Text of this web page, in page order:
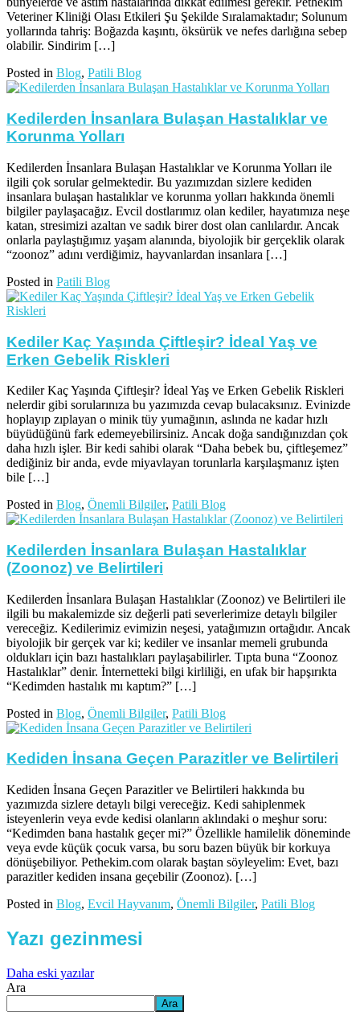
Veteriner Kliniği Olası Etkileri Şu Şekilde Sıralamaktadır; Solunum
yollarında tahriş: Boğazda kaşıntı, öksürük ve nefes darlığına sebep
olabilir. Sindirim […]
Posted in Blog, Patili Blog
Kedilerden İnsanlara Bulaşan Hastalıklar ve
Korunma Yolları
Kedilerden İnsanlara Bulaşan Hastalıklar ve Korunma Yolları ile
ilgili çok sorular gelmektedir. Bu yazımızdan sizlere kediden
insanlara bulaşan hastalıklar ve korunma yolları hakkında önemli
bilgiler paylaşacağız. Evcil dostlarımız olan kediler, hayatımıza neşe
katan, stresimizi azaltan ve sadık birer dost olan canlılardır. Ancak
onlarla paylaştığımız yaşam alanında, biyolojik bir gerçeklik olarak
“zoonoz” adını verdiğimiz, hayvanlardan insanlara […]
Posted in Patili Blog
Kediler Kaç Yaşında Çiftleşir? İdeal Yaş ve
Erken Gebelik Riskleri
Kediler Kaç Yaşında Çiftleşir? İdeal Yaş ve Erken Gebelik Riskleri
nelerdir gibi sorularınıza bu yazımızda cevap bulacaksınız. Evinizde
hoplayıp zıplayan o minik tüy yumağının, aslında ne kadar hızlı
büyüdüğünü fark edemeyebilirsiniz. Ancak doğa sandığınızdan çok
daha hızlı işler. Bir kedi sahibi olarak “Daha bebek bu, çiftleşemez”
dediğiniz bir anda, evde miyavlayan torunlarla karşılaşmanız işten
bile […]
Posted in Blog, Önemli Bilgiler, Patili Blog
Kedilerden İnsanlara Bulaşan Hastalıklar
(Zoonoz) ve Belirtileri
Kedilerden İnsanlara Bulaşan Hastalıklar (Zoonoz) ve Belirtileri ile
ilgili bu makalemizde siz değerli pati severlerimize detaylı bilgiler
vereceğiz. Kedilerimiz evimizin neşesi, yatağımızın ortağıdır. Ancak
biyolojik bir gerçek var ki; kediler ve insanlar memeli grubunda
oldukları için bazı hastalıkları paylaşabilirler. Tıpta buna “Zoonoz
Hastalıklar” denir. İnternetteki bilgi kirliliği, en ufak bir hapşırıkta
“Kedimden hastalık mı kaptım?” […]
Posted in Blog, Önemli Bilgiler, Patili Blog
Kediden İnsana Geçen Parazitler ve Belirtileri
Kediden İnsana Geçen Parazitler ve Belirtileri hakkında bu
yazımızda sizlere detaylı bilgi vereceğiz. Kedi sahiplenmek
isteyenlerin veya evde kedisi olanların aklındaki o meşhur soru:
“Kedimden bana hastalık geçer mi?” Özellikle hamilelik döneminde
veya evde küçük çocuk varsa, bu soru bazen büyük bir korkuya
dönüşebiliyor. Pethekim.com olarak baştan söyleyelim: Evet, bazı
parazitler kediden insana geçebilir (Zoonoz). […]
Posted in Blog, Evcil Hayvanım, Önemli Bilgiler, Patili Blog
Yazı gezinmesi
Daha eski yazılar
Ara
Ara